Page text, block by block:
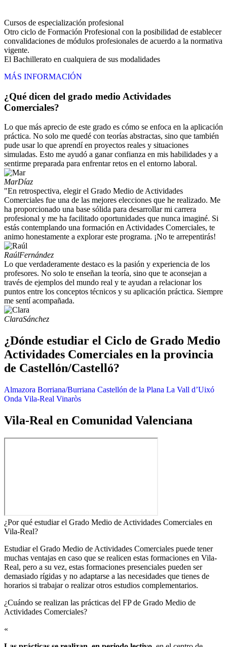
Cursos de especialización profesional
Otro ciclo de Formación Profesional con la posibilidad de establecer
convalidaciones de módulos profesionales de acuerdo a la normativa
vigente.
El Bachillerato en cualquiera de sus modalidades
MÁS INFORMACIÓN
¿Qué dicen del grado medio Actividades
Comerciales?
Lo que más aprecio de este grado es cómo se enfoca en la aplicación
práctica. No solo me quedé con teorías abstractas, sino que también
pude usar lo que aprendí en proyectos reales y situaciones
simuladas. Esto me ayudó a ganar confianza en mis habilidades y a
sentirme preparada para enfrentar retos en el entorno laboral.
MarDíaz
"En retrospectiva, elegir el Grado Medio de Actividades
Comerciales fue una de las mejores elecciones que he realizado. Me
ha proporcionado una base sólida para desarrollar mi carrera
profesional y me ha facilitado oportunidades que nunca imaginé. Si
estás contemplando una formación en Actividades Comerciales, te
animo honestamente a explorar este programa. ¡No te arrepentirás!
RaúlFernández
Lo que verdaderamente destaco es la pasión y experiencia de los
profesores. No solo te enseñan la teoría, sino que te aconsejan a
través de ejemplos del mundo real y te ayudan a relacionar los
puntos entre los conceptos técnicos y su aplicación práctica. Siempre
me sentí acompañada.
ClaraSánchez
¿Dónde estudiar el Ciclo de Grado Medio
Actividades Comerciales en la provincia
de Castellón/Castelló?
Almazora Borriana/Burriana Castellón de la Plana La Vall d’Uixó
Onda Vila-Real Vinaròs
Vila-Real en Comunidad Valenciana
¿Por qué estudiar el Grado Medio de Actividades Comerciales en
Vila-Real?
Estudiar el Grado Medio de Actividades Comerciales puede tener
muchas ventajas en caso que se realicen estas formaciones en Vila-
Real, pero a su vez, estas formaciones presenciales pueden ser
demasiado rígidas y no adaptarse a las necesidades que tienes de
horarios si trabajar o realizar otros estudios complementarios.
¿Cuándo se realizan las prácticas del FP de Grado Medio de
Actividades Comerciales?​
«